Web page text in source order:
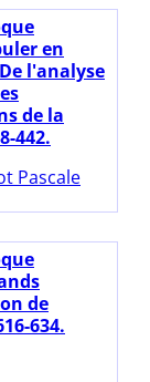
en
l'analyse
de la
442.
Pascale
de
634.